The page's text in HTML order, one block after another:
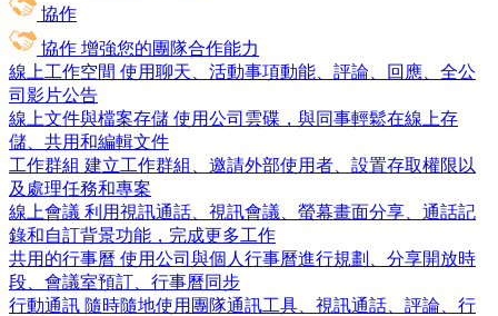
協作
協作 增強您的團隊合作能力
線上工作空間 使用聊天、活動事項動能、評論、回應、全公
司影片公告
線上文件與檔案存儲 使用公司雲碟，與同事輕鬆在線上存
儲、共用和編輯文件
工作群組 建立工作群組、邀請外部使用者、設置存取權限以
及處理任務和專案
線上會議 利用視訊通話、視訊會議、螢幕畫面分享、通話記
錄和自訂背景功能，完成更多工作
共用的行事曆 使用公司與個人行事曆進行規劃、分享開放時
段、會議室預訂、行事曆同步
行動通訊 隨時隨地使用團隊通訊工具、視訊通話、評論、行